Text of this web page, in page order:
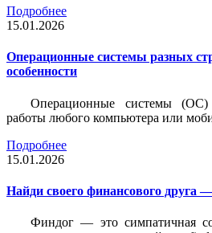
Подробнее
15.01.2026
Операционные системы разных
особенности
Операционные системы (ОС)
работы любого компьютера или
Подробнее
15.01.2026
Найди своего финансового друга
Финдог — это симпатичная